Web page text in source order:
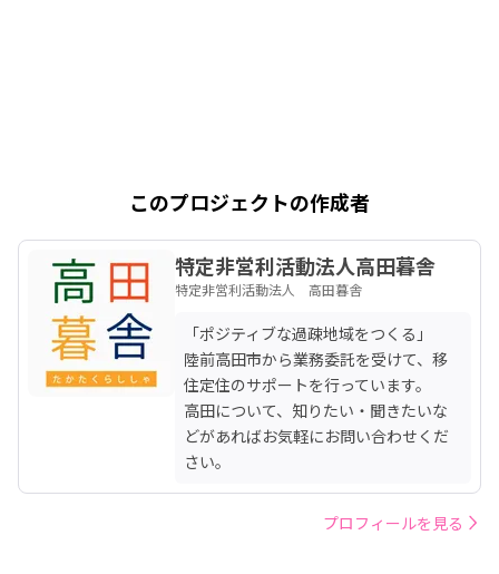
このプロジェクトの作成者
特定非営利活動法人高田暮舎
特定非営利活動法人 高田暮舎
「ポジティブな過疎地域をつくる」
陸前高田市から業務委託を受けて、移
住定住のサポートを行っています。
高田について、知りたい・聞きたいな
どがあればお気軽にお問い合わせくだ
さい。
プロフィールを見る